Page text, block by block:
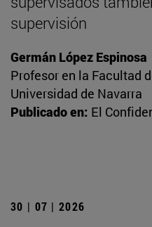
supervisión
Germán López Espinosa
Profesor en la Facultad
Universidad de Navarra
Publicado en: El
30 | 07 | 2026